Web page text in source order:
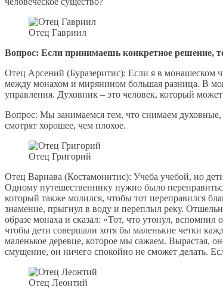
Отец Гавриил
Вопрос: Если принимаешь конкретное решение,
Отец Арсений (Буразеритис): Если я в монашеском
между монахом и мирянином большая разница. В
управления. Духовник – это человек, который
Вопрос: Мы занимаемся тем, что снимаем духовные,
смотрят хорошее, чем плохое.
Отец Григорий
Отец Варнава (Костамонитис): Учеба учебой, но
Одному путешественнику нужно было
который также молился, чтобы тот переправился
знамение, прыгнул в воду и переплыл реку.
образе монаха и сказал: «Тот, что утонул,
чтобы дети совершали хотя бы маленькие четки
маленькое деревце, которое мы сажаем. Вырастая,
смущение, он ничего спокойно не сможет делать.
Отец Леонтий